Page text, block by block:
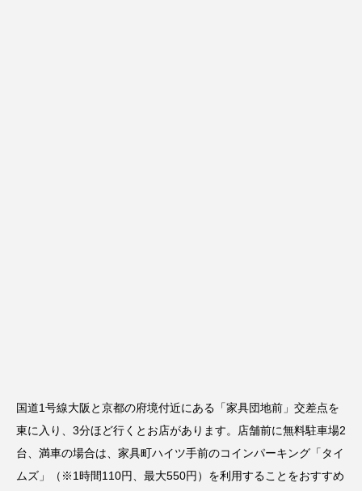
国道1号線大阪と京都の府境付近にある「家具団地前」交差点を
東に入り、3分ほど行くとお店があります。店舗前に無料駐車場2
台、満車の場合は、家具町ハイツ手前のコインパーキング「タイ
ムズ」（※1時間110円、最大550円）を利用することをおすすめ